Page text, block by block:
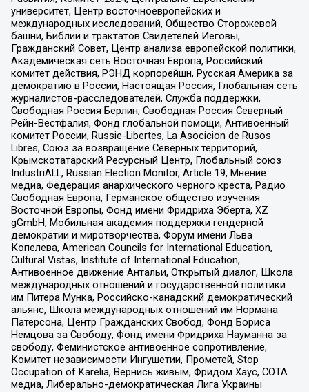
университет, Центр восточноевропейских и
международных исследований, Общество Сторожевой
башни, Библии и трактатов Свидетелей Иеговы,
Гражданский Совет, Центр анализа европейской политики,
Академическая сеть Восточная Европа, Российский
комитет действия, РЭНД корпорейшн, Русская Америка за
демократию в России, Настоящая Россия, Глобальная сеть
журналистов-расследователей, Служба поддержки,
Свободная Россия Берлин, Свободная Россия Северный
Рейн-Вестфалия, Фонд глобальной помощи, Антивоенный
комитет России, Russie-Libertes, La Asocicion de Rusos
Libres, Союз за возвращение Северных территорий,
Крымскотатарский Ресурсный Центр, Глобальный союз
IndustriALL, Russian Election Monitor, Article 19, Мнение
медиа, Федерация анархического черного креста, Радио
Свободная Европа, Германское общество изучения
Восточной Европы, Фонд имени Фридриха Эберта, XZ
gGmbH, Мобильная академия поддержки гендерной
демократии и миротворчества, Форум имени Льва
Копелева, American Councils for International Education,
Cultural Vistas, Institute of International Education,
Антивоенное движение Антальи, Открытый диалог, Школа
международных отношений и государственной политики
им Питера Мунка, Российско-канадский демократический
альянс, Школа международных отношений им Нормана
Патерсона, Центр Гражданских Свобод, Фонд Бориса
Немцова за Свободу, Фонд имени Фридриха Науманна за
свободу, Феминистское антивоенное сопротивление,
Комитет независимости Ингушетии, Прометей, Stop
Occupation of Karelia, Вернись живым, Фридом Хаус, СОТА
медиа, Либерально-демократическая Лига Украины